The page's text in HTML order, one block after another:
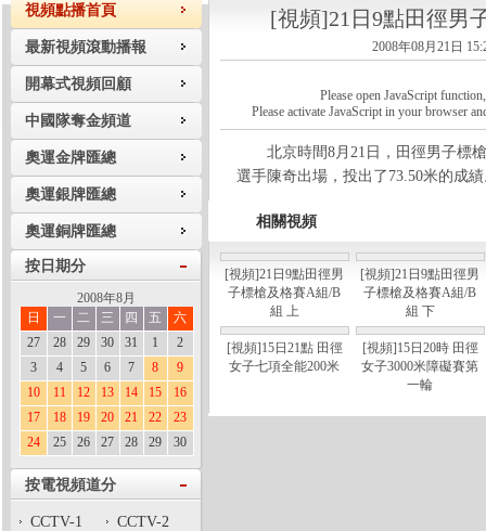
視頻點播首頁
最新視頻滾動播報
開幕式視頻回顧
中國隊奪金頻道
奧運金牌匯總
奧運銀牌匯總
奧運銅牌匯總
按日期分
2008年8月
日
一 二 三 四 五
六
27
28 29 30 31 1
2
3
4 5 6 7 8
9
10
11 12 13 14 15
16
17
18 19 20 21 22
23
24
25 26 27 28 29 30
按電視頻道分
CCTV-1
CCTV-2
[視頻]21日9點田徑男
2008年08月21日
Please open JavaScript
Please activate JavaScript in your browser
北京時間8月21日，田徑男子標槍
選手陳奇出場，投出了73.50米的成
相關視頻
[視頻]21日9點田徑男
子標槍及格賽A組/B
組 上
[視頻]21日9點田徑男
子標槍及格賽A組/B
組 下
[視頻]15日21點 田徑
女子七項全能200米
[視頻]15日20時 田徑
女子3000米障礙賽第
一輪